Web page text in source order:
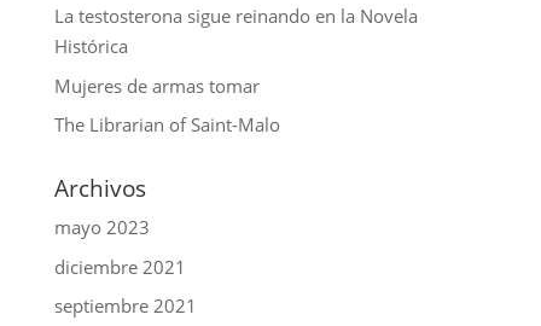
La testosterona sigue reinando en la Novela
Histórica
Mujeres de armas tomar
The Librarian of Saint-Malo
Archivos
mayo 2023
diciembre 2021
septiembre 2021